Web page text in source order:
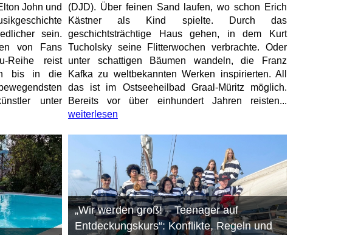
John und
sein.
von Fans
Reihe reist
bis in die
unter
(DJD). Über feinen Sand laufen, wo schon Erich
Kästner als Kind spielte. Durch das
geschichtsträchtige Haus gehen, in dem Kurt
Tucholsky seine Flitterwochen verbrachte. Oder
unter schattigen Bäumen wandeln, die Franz
Kafka zu weltbekannten Werken inspirierten. All
das ist im Ostseeheilbad Graal-Müritz möglich.
Bereits vor über einhundert Jahren reisten...
weiterlesen
„Wir werden groß! – Teenager auf
Entdeckungskurs“: Konflikte, Regeln und